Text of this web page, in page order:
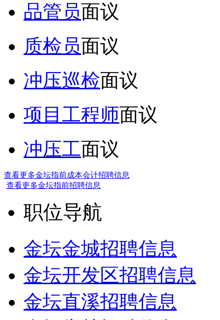
品管员面议
质检员面议
冲压巡检面议
项目工程师面议
冲压工面议
查看更多金坛指前成本会计招聘信息
查看更多金坛指前招聘信息
职位导航
金坛金城招聘信息
金坛开发区招聘信息
金坛直溪招聘信息